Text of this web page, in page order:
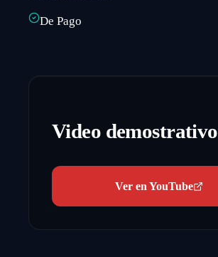
De Pago
Video demostrativo
Ver en YouTube